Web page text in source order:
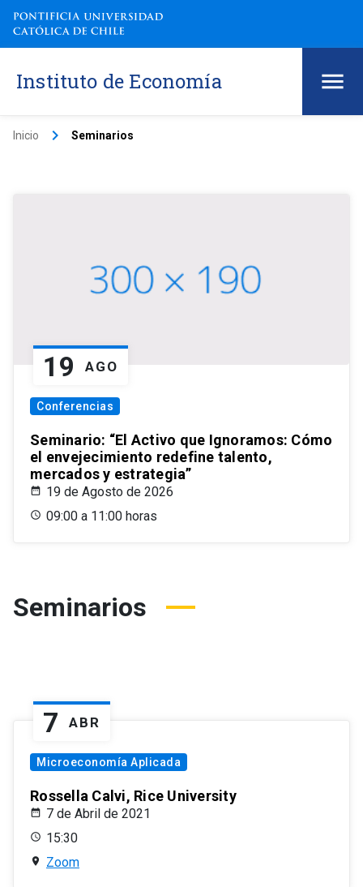
Instituto de Economía
Inicio keyboard_arrow_right Seminarios
19 AGO
Conferencias
Seminario: “El Activo que Ignoramos: Cómo
el envejecimiento redefine talento,
mercados y estrategia”
19 de Agosto de 2026
09:00 a 11:00 horas
Seminarios
7 ABR
Microeconomía Aplicada
Rossella Calvi, Rice University
7 de Abril de 2021
15:30
Zoom